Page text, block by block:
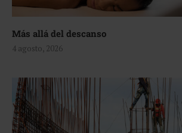
Más allá del descanso
4 agosto, 2026